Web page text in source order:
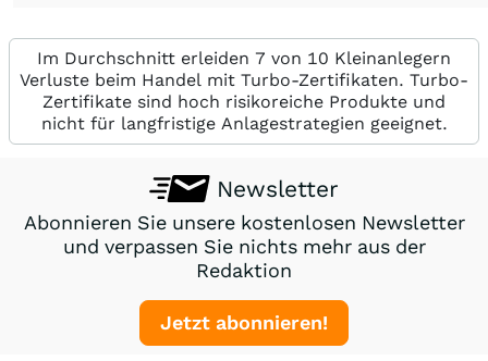
Im Durchschnitt erleiden 7 von 10 Kleinanlegern
Verluste beim Handel mit Turbo-Zertifikaten. Turbo-
Zertifikate sind hoch risikoreiche Produkte und
nicht für langfristige Anlagestrategien geeignet.
Newsletter
Abonnieren Sie unsere kostenlosen Newsletter
und verpassen Sie nichts mehr aus der
Redaktion
Jetzt abonnieren!